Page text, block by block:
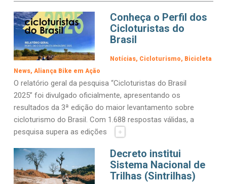
Conheça o Perfil dos
Cicloturistas do
Brasil
Notícias Cicloturismo
Bicicleta
News Aliança Bike em Ação
O relatório geral da pesquisa “Cicloturistas do Brasil
2025” foi divulgado oficialmente, apresentando os
resultados da 3ª edição do maior levantamento sobre
cicloturismo do Brasil. Com 1.688 respostas válidas, a
pesquisa supera as edições
+
Decreto institui
Sistema Nacional de
Trilhas (Sintrilhas)